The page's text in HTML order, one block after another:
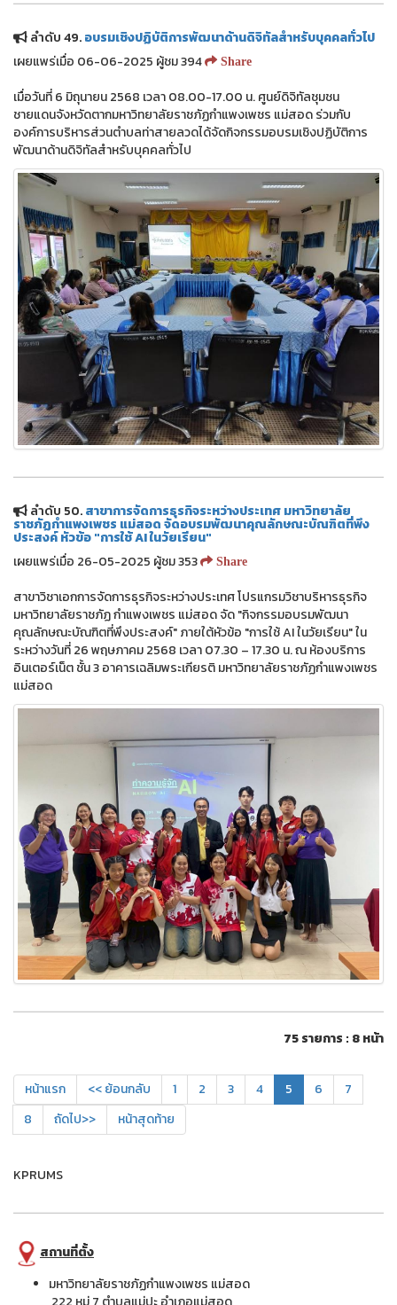
ลำดับ 49.อบรมเชิงปฏิบัติการพัฒนาด้านดิจิทัลสำหรับบุคคลทั่วไป
เผยแพร่เมื่อ 06-06-2025 ผู้ชม 394
Share
เมื่อวันที่ 6 มิถุนายน 2568 เวลา 08.00-17.00 น. ศูนย์ดิจิทัลชุมชน
ชายแดนจังหวัดตากมหาวิทยาลัยราชภัฏกำแพงเพชร แม่สอด ร่วมกับ
องค์การบริหารส่วนตำบลท่าสายลวดได้จัดกิจกรรมอบรมเชิงปฏิบัติการ
พัฒนาด้านดิจิทัลสำหรับบุคคลทั่วไป
ลำดับ 50.สาขาการจัดการธุรกิจระหว่างประเทศ มหาวิทยาลัย
ราชภัฏกำแพงเพชร แม่สอด จัดอบรมพัฒนาคุณลักษณะบัณฑิตที่พึง
ประสงค์ หัวข้อ "การใช้ AI ในวัยเรียน"
เผยแพร่เมื่อ 26-05-2025 ผู้ชม 353
Share
สาขาวิชาเอกการจัดการธุรกิจระหว่างประเทศ โปรแกรมวิชาบริหารธุรกิจ
มหาวิทยาลัยราชภัฏ กำแพงเพชร แม่สอด จัด "กิจกรรมอบรมพัฒนา
คุณลักษณะบัณฑิตที่พึงประสงค์" ภายใต้หัวข้อ "การใช้ AI ในวัยเรียน" ใน
ระหว่างวันที่ 26 พฤษภาคม 2568 เวลา 07.30 – 17.30 น. ณ ห้องบริการ
อินเตอร์เน็ต ชั้น 3 อาคารเฉลิมพระเกียรติ มหาวิทยาลัยราชภัฏกำแพงเพชร
แม่สอด
75 รายการ : 8 หน้า
หน้าแรก << ย้อนกลับ 1 2 3 4 5 6
7
8
ถัดไป>> หน้าสุดท้าย
KPRUMS
สถานที่ตั้ง
มหาวิทยาลัยราชภัฏกำแพงเพชร แม่สอด